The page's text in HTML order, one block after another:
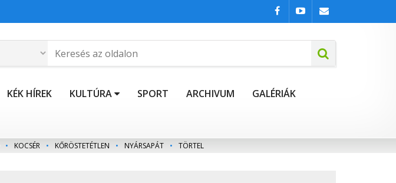
KÉK HÍREK KULTÚRA SPORT ARCHIVUM GALÉRIÁK
• KOCSÉR • KŐRÖSTETÉTLEN • NYÁRSAPÁT • TÖRTEL